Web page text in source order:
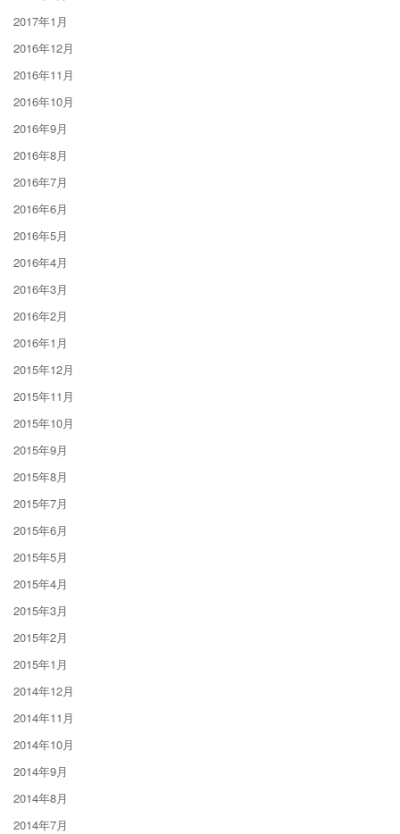
2017年1月
2016年12月
2016年11月
2016年10月
2016年9月
2016年8月
2016年7月
2016年6月
2016年5月
2016年4月
2016年3月
2016年2月
2016年1月
2015年12月
2015年11月
2015年10月
2015年9月
2015年8月
2015年7月
2015年6月
2015年5月
2015年4月
2015年3月
2015年2月
2015年1月
2014年12月
2014年11月
2014年10月
2014年9月
2014年8月
2014年7月